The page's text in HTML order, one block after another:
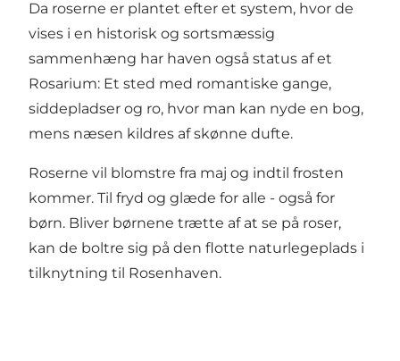
Da roserne er plantet efter et system, hvor de
vises i en historisk og sortsmæssig
sammenhæng har haven også status af et
Rosarium: Et sted med romantiske gange,
siddepladser og ro, hvor man kan nyde en bog,
mens næsen kildres af skønne dufte.
Roserne vil blomstre fra maj og indtil frosten
kommer. Til fryd og glæde for alle - også for
børn. Bliver børnene trætte af at se på roser,
kan de boltre sig på den flotte naturlegeplads i
tilknytning til Rosenhaven.